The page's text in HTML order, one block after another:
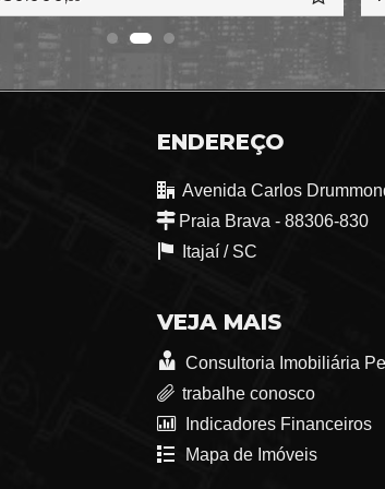
ENDEREÇO
Avenida Carlos
Praia Brava - 88306-830
Itajaí / SC
VEJA MAIS
Consultoria Imobiliária
trabalhe conosco
Indicadores Financeiros
Mapa de Imóveis